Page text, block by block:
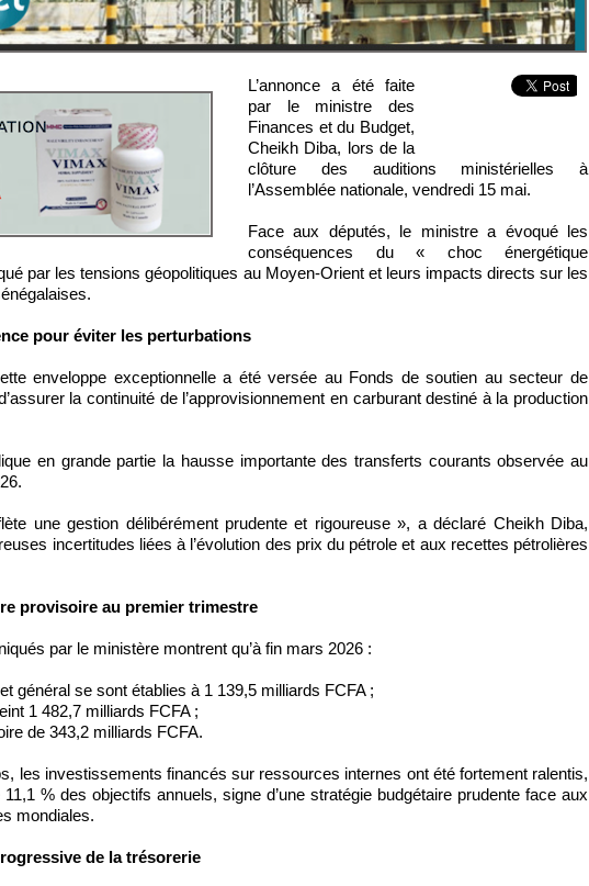
L’annonce a été faite
par le ministre des
Finances et du Budget,
Cheikh Diba, lors de la
clôture des auditions ministérielles à
l’Assemblée nationale, vendredi 15 mai.
Face aux députés, le ministre a évoqué les
conséquences du « choc énergétique
par les tensions géopolitiques au Moyen-Orient et leurs impacts directs sur les
pour éviter les perturbations
enveloppe exceptionnelle a été versée au Fonds de soutien au secteur de
la continuité de l’approvisionnement en carburant destiné à la production
en grande partie la hausse importante des transferts courants observée au
une gestion délibérément prudente et rigoureuse », a déclaré Cheikh Diba,
incertitudes liées à l’évolution des prix du pétrole et aux recettes pétrolières
provisoire au premier trimestre
par le ministère montrent qu’à fin mars 2026 :
général se sont établies à 1 139,5 milliards FCFA ;
1 482,7 milliards FCFA ;
de 343,2 milliards FCFA.
les investissements financés sur ressources internes ont été fortement ralentis,
% des objectifs annuels, signe d’une stratégie budgétaire prudente face aux
mondiales.
de la trésorerie